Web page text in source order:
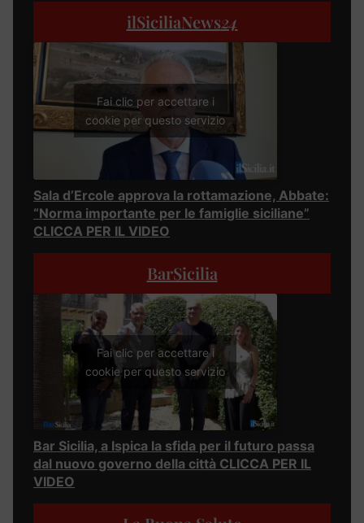
ilSiciliaNews24
Fai clic per accettare i
cookie per questo servizio
Sala d’Ercole approva la rottamazione, Abbate:
“Norma importante per le famiglie siciliane”
CLICCA PER IL VIDEO
BarSicilia
Fai clic per accettare i
cookie per questo servizio
Bar Sicilia, a Ispica la sfida per il futuro passa
dal nuovo governo della città CLICCA PER IL
VIDEO